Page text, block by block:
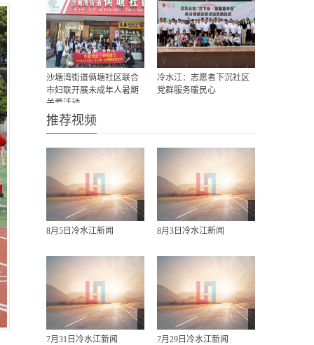
沙塘湾街道俩塘社区联合
市妇联开展未成年人暑期
关爱活动
冷水江：志愿者下沉社区
党群服务暖民心
推荐视频
8月5日冷水江新闻 8月3日冷水江新闻
7月31日冷水江新闻 7月29日冷水江新闻